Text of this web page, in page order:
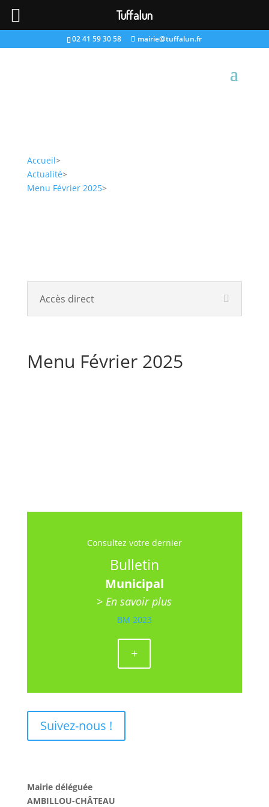
02 41 59 30 58 mairie@tuffalun.fr
Accueil>
Actualité>
Menu Février 2025>
Accès direct
Menu Février 2025
Consultez votre dernier
Bulletin
Municipal
>En savoir plus
BM 2023
+
Suivez-nous !
Mairie déléguée
AMBILLOU-CHÂTEAU
Tuffalun